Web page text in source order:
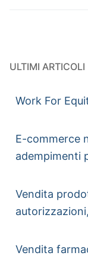
ULTIMI ARTICOLI
Work For
E-commerce
adempimenti
Vendita
Vendita